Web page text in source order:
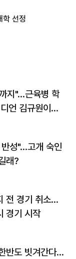
선정
지"…근육병 학
언 김규원이었
성"…고개 숙인
래?
전 경기 취소…
경기 시작
반도 빗겨간다…